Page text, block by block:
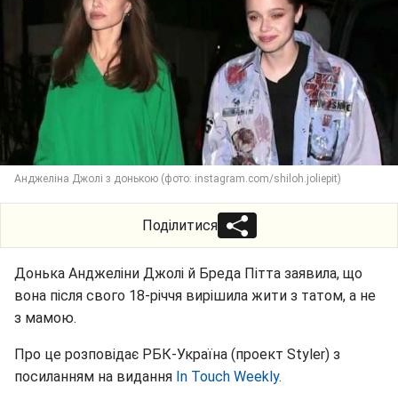
Анджеліна Джолі з донькою (фото: instagram.com/shiloh.joliepit)
Поділитися
Донька Анджеліни Джолі й Бреда Пітта заявила, що
вона після свого 18-річчя вирішила жити з татом, а не
з мамою.
Про це розповідає РБК-Україна (проект Styler) з
посиланням на видання In Touch Weekly.